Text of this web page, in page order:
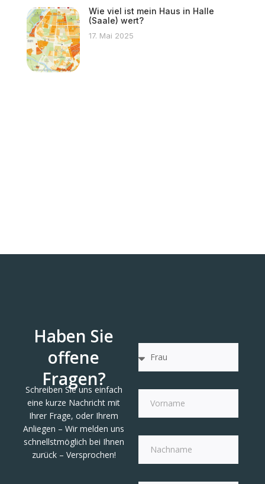
Wie viel ist mein Haus in Halle
(Saale) wert?
17. Mai 2025
Haben Sie
offene
Fragen?
Schreiben Sie uns einfach
eine kurze Nachricht mit
Ihrer Frage, oder Ihrem
Anliegen – Wir melden uns
schnellstmöglich bei Ihnen
zurück – Versprochen!